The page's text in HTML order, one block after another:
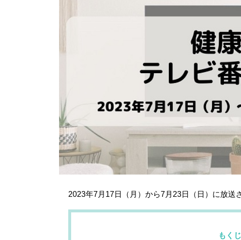
2023年7月17日（月）から7月23日（日）に放送
もくじ